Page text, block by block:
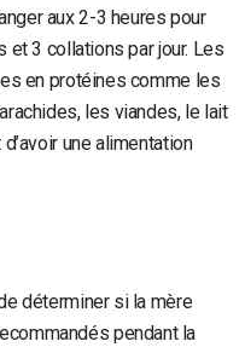
aux 2-3 heures pour
et 3 collations par jour. Les
en protéines comme les
les viandes, le lait
une alimentation
déterminer si la mère
pendant la